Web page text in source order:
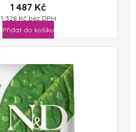
1 487 Kč
1 328 Kč bez DPH
Přidat do košíku